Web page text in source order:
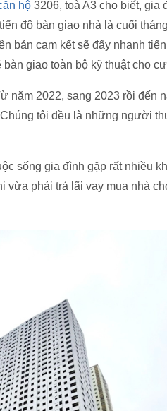
hộ 3206, toà A3 cho biết, gia
độ bàn giao nhà là cuối
bản cam kết sẽ đẩy nhanh
giao toàn bộ kỹ thuật cho
năm 2022, sang 2023 rồi đến
tôi đều là những người
sống gia đình gặp rất nhiều
vừa phải trả lãi vay mua nhà